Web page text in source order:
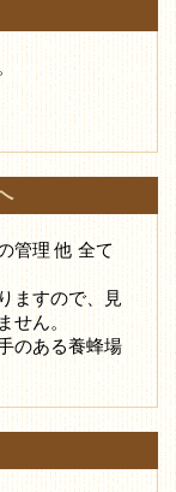
管理 他 全て
ますので、見
せん。
のある養蜂場